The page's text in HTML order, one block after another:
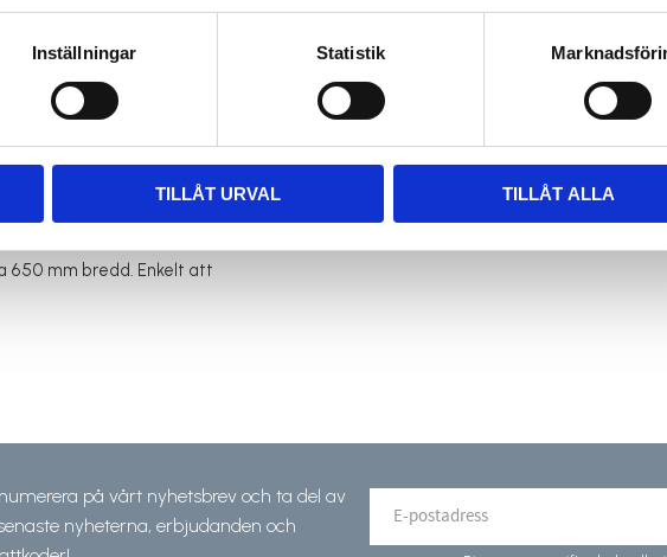
Inställningar Statistik
TILLÅT URVAL TILLÅT ALLA
650 mm bredd. Enkelt att
på vårt nyhetsbrev och ta del av
nyheterna, erbjudanden och